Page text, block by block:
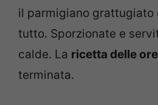
il parmigiano grattugiato
tutto. Sporzionate e
calde. La ricetta delle
terminata.